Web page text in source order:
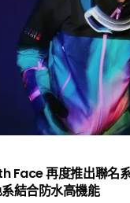
Face 再度推出聯名
結合防水高機能